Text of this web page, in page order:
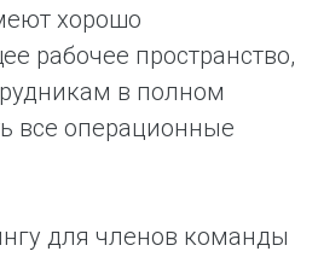
хорошо
рабочее пространство,
в полном
все операционные
для членов команды